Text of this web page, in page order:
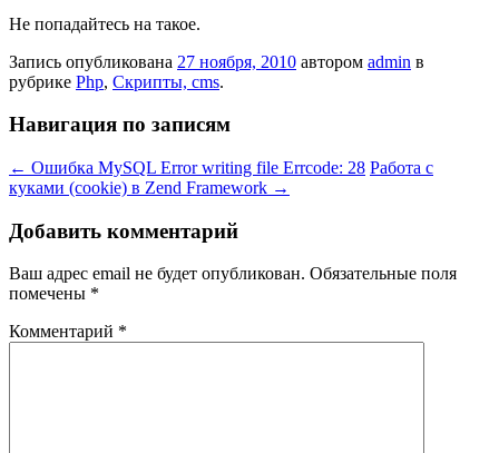
Не попадайтесь на такое.
Запись опубликована 27 ноября, 2010 автором admin в
рубрике Php, Скрипты, cms.
Навигация по записям
← Ошибка MySQL Error writing file Errcode: 28 Работа с
куками (cookie) в Zend Framework →
Добавить комментарий
Ваш адрес email не будет опубликован. Обязательные поля
помечены *
Комментарий *